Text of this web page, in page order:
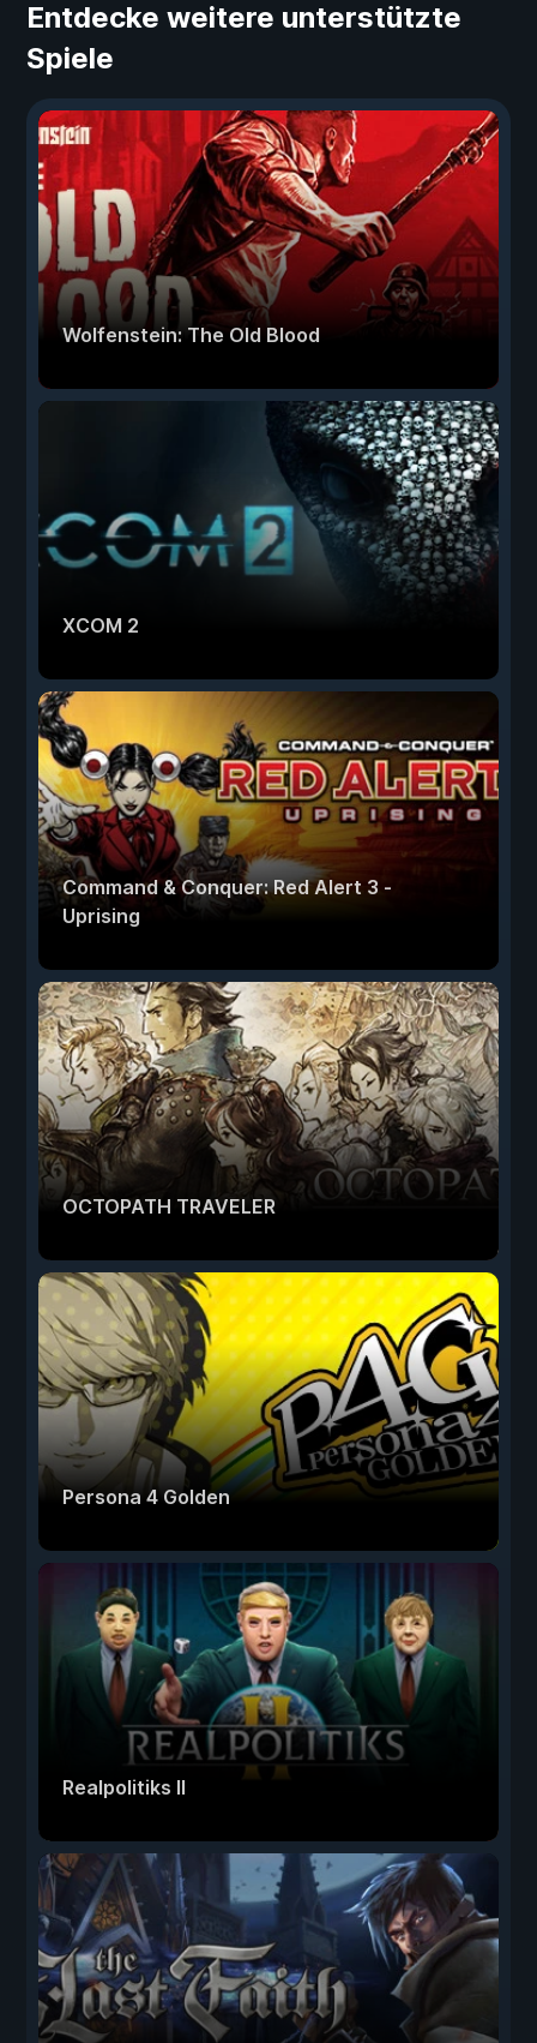
Entdecke weitere unterstützte
Spiele
Wolfenstein: The Old Blood
XCOM 2
Command & Conquer: Red Alert 3 -
Uprising
OCTOPATH TRAVELER
Persona 4 Golden
Realpolitiks II